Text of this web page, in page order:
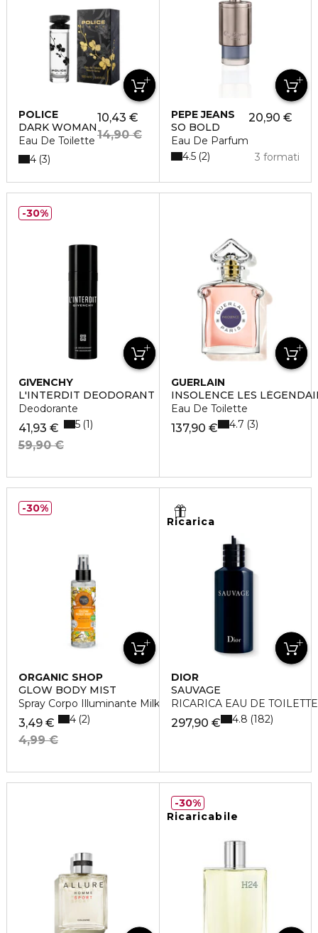
POLICE
DARK WOMAN
Eau De Toilette
10,43 €
14,90 €
4 3
PEPE JEANS
SO BOLD
Eau De Parfum
20,90 €
3 formati
4.5 2
GIVENCHY
L'INTERDIT DEODORANT
Deodorante
41,93 €
59,90 €
5 1
30%
GUERLAIN
INSOLENCE LES
Eau De Toilette
137,90 € 4.7 3
ORGANIC SHOP
GLOW BODY MIST
Spray Corpo Illuminante Milkshake alla Vaniglia
3,49 €
4,99 €
4 2
30%
Ricarica
DIOR
SAUVAGE
RICARICA EAU DE TOILETTE
297,90 € 4.8 182
Ricaricabile
30%